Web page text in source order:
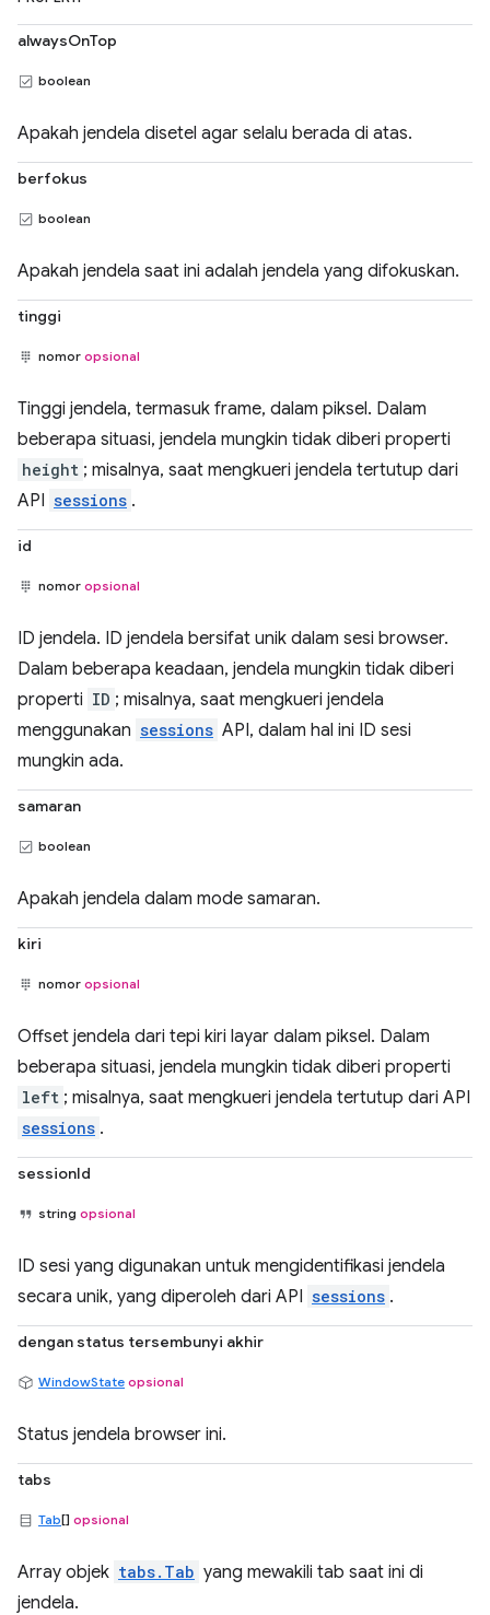
alwaysOnTop
boolean
Apakah jendela disetel agar selalu berada di atas.
berfokus
boolean
Apakah jendela saat ini adalah jendela yang difokuskan.
tinggi
nomor opsional
Tinggi jendela, termasuk frame, dalam piksel. Dalam
beberapa situasi, jendela mungkin tidak diberi properti
height ; misalnya, saat mengkueri jendela tertutup dari
API sessions .
id
nomor opsional
ID jendela. ID jendela bersifat unik dalam sesi browser.
Dalam beberapa keadaan, jendela mungkin tidak diberi
properti ID ; misalnya, saat mengkueri jendela
menggunakan sessions API, dalam hal ini ID sesi
mungkin ada.
samaran
boolean
Apakah jendela dalam mode samaran.
kiri
nomor opsional
Offset jendela dari tepi kiri layar dalam piksel. Dalam
beberapa situasi, jendela mungkin tidak diberi properti
left ; misalnya, saat mengkueri jendela tertutup dari API
sessions .
sessionId
string opsional
ID sesi yang digunakan untuk mengidentifikasi jendela
secara unik, yang diperoleh dari API sessions .
dengan status tersembunyi akhir
WindowState opsional
Status jendela browser ini.
tabs
Tab[] opsional
Array objek tabs.Tab yang mewakili tab saat ini di
jendela.